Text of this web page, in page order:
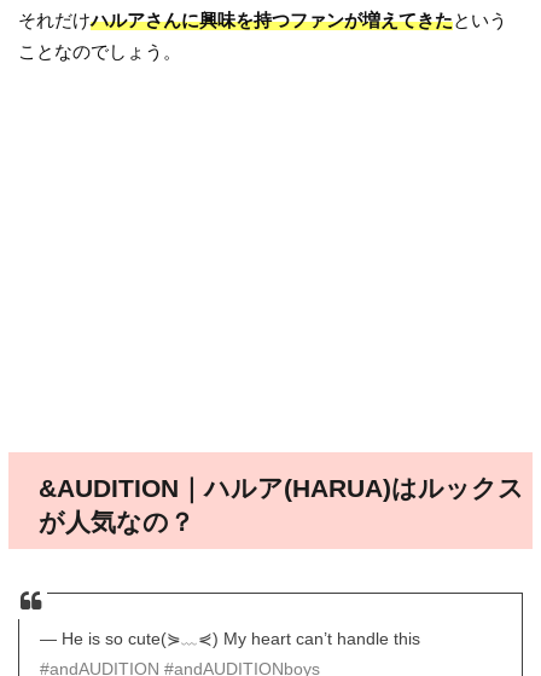
それだけハルアさんに興味を持つファンが増えてきたという
ことなのでしょう。
&AUDITION｜ハルア(HARUA)はルックス
が人気なの？
— He is so cute(⋟﹏⋞) My heart can’t handle this
#andAUDITION #andAUDITIONboys